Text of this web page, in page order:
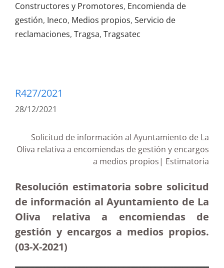
Constructores y Promotores, Encomienda de
gestión, Ineco, Medios propios, Servicio de
reclamaciones, Tragsa, Tragsatec
R427/2021
28/12/2021
Solicitud de información al Ayuntamiento de La
Oliva relativa a encomiendas de gestión y encargos
a medios propios| Estimatoria
Resolución estimatoria sobre solicitud
de información al Ayuntamiento de La
Oliva relativa a encomiendas de
gestión y encargos a medios propios.
(03-X-2021)